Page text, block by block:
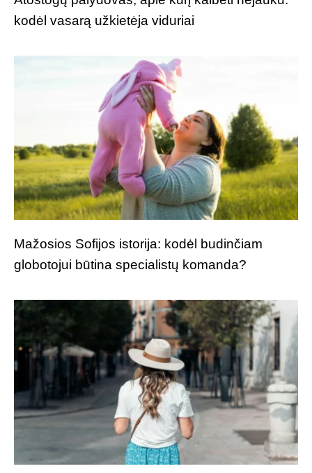
kodėl vasarą užkietėja viduriai
Mažosios Sofijos istorija: kodėl budinčiam
globotojui būtina specialistų komanda?